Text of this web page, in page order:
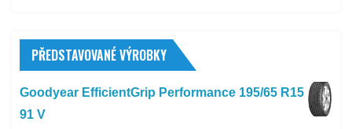
PŘEDSTAVOVANÉ VÝROBKY
Goodyear EfficientGrip Performance 195/65 R15
91 V